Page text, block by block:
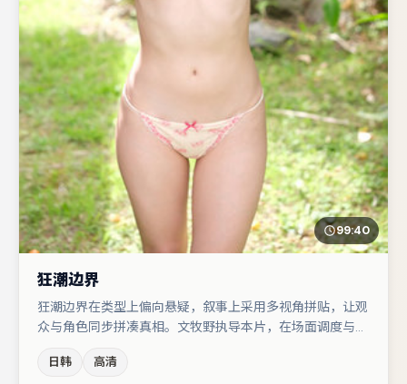
99:40
狂潮边界
狂潮边界在类型上偏向悬疑，叙事上采用多视角拼贴，让观
众与角色同步拼凑真相。文牧野执导本片，在场面调度与表
括周迅、白宇、马丽等，角色动机前后呼应，适合喜欢抠台
日韩 高清